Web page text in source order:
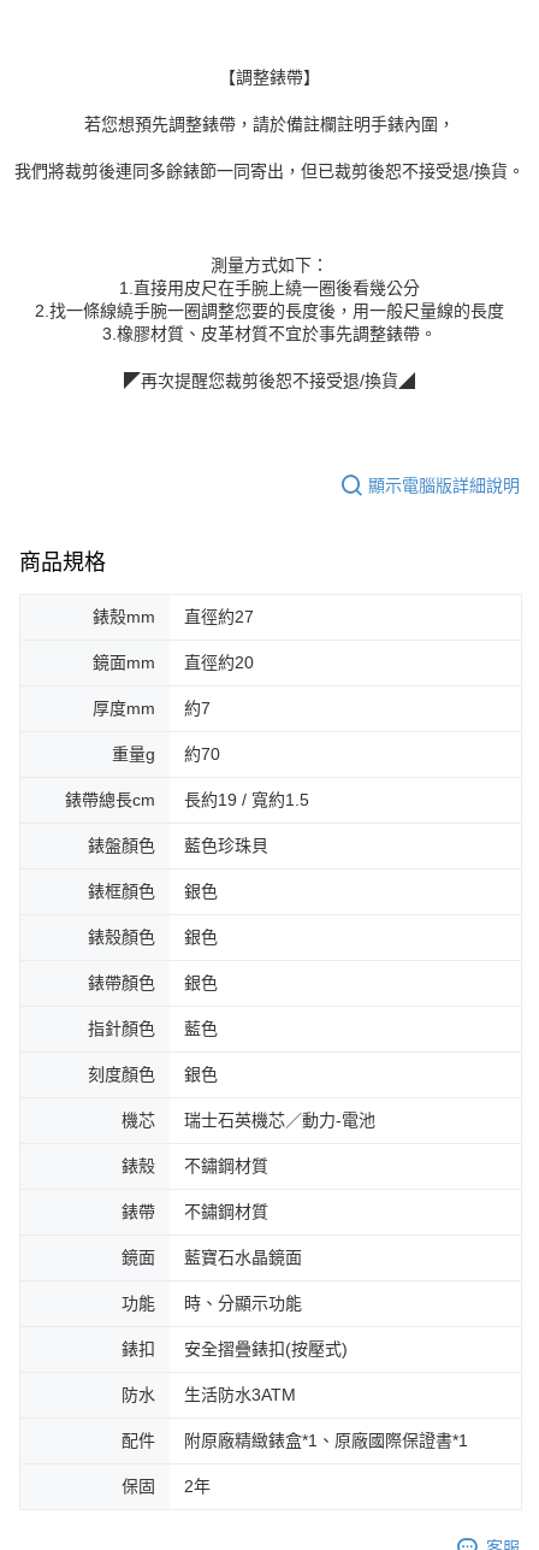
【調整錶帶】
若您想預先調整錶帶，請於備註欄註明手錶內圍，
我們將裁剪後連同多餘錶節一同寄出，但已裁剪後恕不接受退/換貨。
測量方式如下：
1.直接用皮尺在手腕上繞一圈後看幾公分
2.找一條線繞手腕一圈調整您要的長度後，用一般尺量線的長度
3.橡膠材質、皮革材質不宜於事先調整錶帶。
◤再次提醒您裁剪後恕不接受退/換貨◢
顯示電腦版詳細說明
商品規格
錶殼mm 直徑約27
鏡面mm 直徑約20
厚度mm 約7
重量g 約70
錶帶總長cm 長約19 / 寬約1.5
錶盤顏色 藍色珍珠貝
錶框顏色 銀色
錶殼顏色 銀色
錶帶顏色 銀色
指針顏色 藍色
刻度顏色 銀色
機芯 瑞士石英機芯／動力-電池
錶殼 不鏽鋼材質
錶帶 不鏽鋼材質
鏡面 藍寶石水晶鏡面
功能 時、分顯示功能
錶扣 安全摺疊錶扣(按壓式)
防水 生活防水3ATM
配件 附原廠精緻錶盒*1、原廠國際保證書*1
保固 2年